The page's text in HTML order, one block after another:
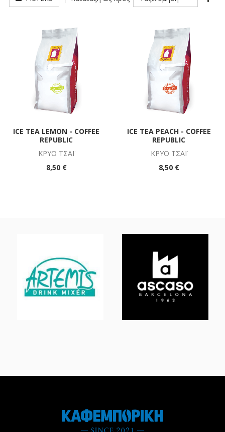
ICE TEA LEMON - COFFEE
REPUBLIC
ΚΡΎΟ ΤΣΆΪ
8,50 €
ICE TEA PEACH - COFFEE
REPUBLIC
ΚΡΎΟ ΤΣΆΪ
8,50 €